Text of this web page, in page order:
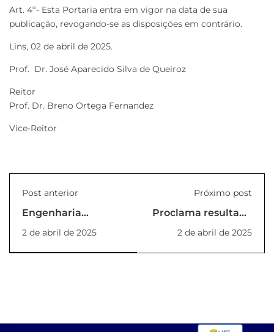
Art. 4º- Esta Portaria entra em vigor na data de sua
publicação, revogando-se as disposições em contrário.
Lins, 02 de abril de 2025.
Prof. Dr. José Aparecido Silva de Queiroz
Reitor
Prof. Dr. Breno Ortega Fernandez
Vice-Reitor
Post anterior
Engenharia
Sustentável:
CETECLins e
UNILINS em
2 de abril de 2025
Próximo post
Proclama resultado
das eleições para os
Conselhos de Cursos
da UNILINS
2 de abril de 2025